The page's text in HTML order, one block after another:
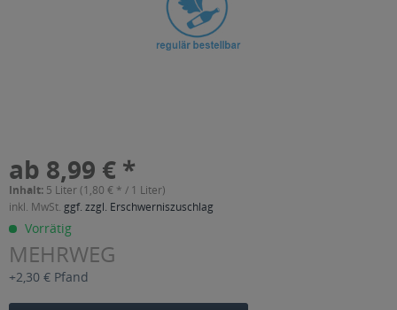
ab 8,99 € *
Inhalt: 5 Liter (1,80 € * / 1 Liter)
inkl. MwSt. ggf. zzgl. Erschwerniszuschlag
Vorrätig
MEHRWEG
+2,30 € Pfand